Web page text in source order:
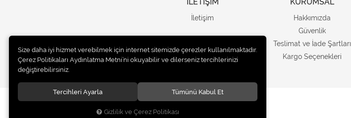
İLETİŞİM
İletişim
KURUMSAL
Hakkımızda
Güvenlik
Teslimat ve İade Şartları
Kargo Seçenekleri
Size daha iyi hizmet verebilmek için internet sitemizde çerezler kullanılmaktadır.
Çerez Politikaları Aydınlatma Metni’ni okuyabilir ve dilerseniz tercihlerinizi
değiştirebilirsiniz.
Tercihleri Ayarla Tümünü Kabul Et
Gizlilik ve Çerez Politikası